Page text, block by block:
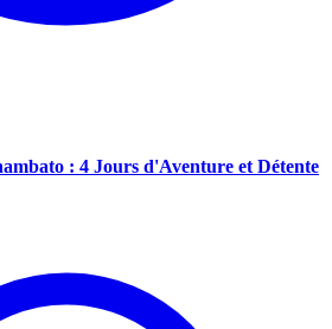
: 4 Jours d'Aventure et Détente